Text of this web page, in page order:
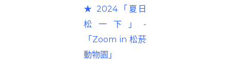
★ 2024「夏日
松一下」-
「Zoom in 松菸
動物園」